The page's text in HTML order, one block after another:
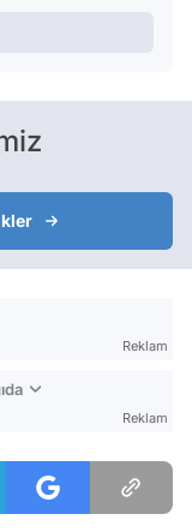
Reklam
Reklam